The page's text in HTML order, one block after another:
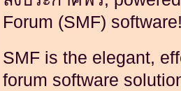
Forum (SMF)
SMF is the elegant,
forum software